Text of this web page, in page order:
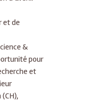
et de
&
pour
et
(CH),